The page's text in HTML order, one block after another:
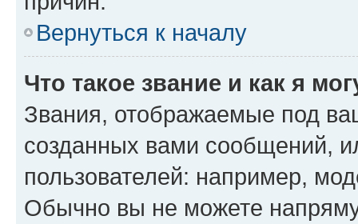
Вернуться к началу
Что такое звание и как я
Звания, отображаемые под
созданных вами сообщений,
пользователей: например,
Обычно вы не можете